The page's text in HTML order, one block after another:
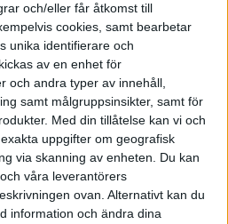
och/eller får åtkomst till
cookies, samt bearbetar
unika identifierare och
av en enhet för
och andra typer av innehåll,
samt målgruppsinsikter, samt för
Med din tillåtelse kan vi och
uppgifter om geografisk
via skanning av enheten. Du kan
våra leverantörers
ovan. Alternativt kan du
information och ändra dina
och utveckling.
och förlaget
företag att använda sin
bättre affärer. De är även
föreläsare och
eller lyssna online!
Prenumerera via RSS